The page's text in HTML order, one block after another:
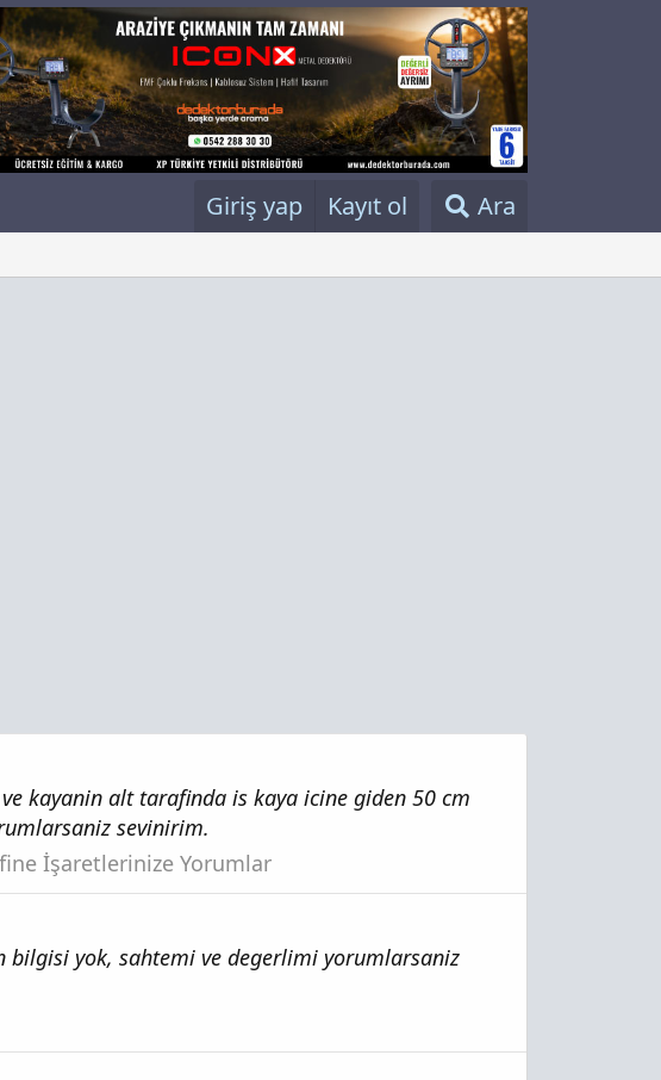
Giriş yap Kayıt ol Ara
kayanin alt tarafinda is kaya icine giden 50 cm
sevinirim.
İşaretlerinize Yorumlar
yok, sahtemi ve degerlimi yorumlarsaniz